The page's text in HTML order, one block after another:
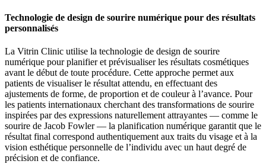
Technologie de design de sourire numérique pour des résultats
personnalisés
La Vitrin Clinic utilise la technologie de design de sourire
numérique pour planifier et prévisualiser les résultats cosmétiques
avant le début de toute procédure. Cette approche permet aux
patients de visualiser le résultat attendu, en effectuant des
ajustements de forme, de proportion et de couleur à l’avance. Pour
les patients internationaux cherchant des transformations de sourire
inspirées par des expressions naturellement attrayantes — comme le
sourire de Jacob Fowler — la planification numérique garantit que le
résultat final correspond authentiquement aux traits du visage et à la
vision esthétique personnelle de l’individu avec un haut degré de
précision et de confiance.